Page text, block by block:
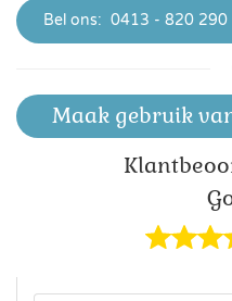
Bel ons: 0413 - 820 290
Maak gebruik